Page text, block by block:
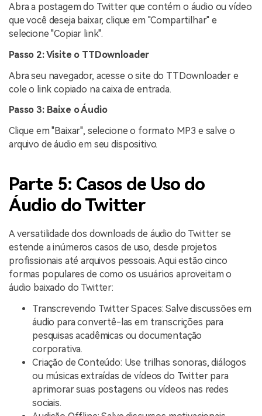
Abra a postagem do Twitter que contém o áudio ou vídeo
que você deseja baixar, clique em "Compartilhar" e
selecione "Copiar link".
Passo 2: Visite o TTDownloader
Abra seu navegador, acesse o site do TTDownloader e
cole o link copiado na caixa de entrada.
Passo 3: Baixe o Áudio
Clique em "Baixar", selecione o formato MP3 e salve o
arquivo de áudio em seu dispositivo.
Parte 5: Casos de Uso do
Áudio do Twitter
A versatilidade dos downloads de áudio do Twitter se
estende a inúmeros casos de uso, desde projetos
profissionais até arquivos pessoais. Aqui estão cinco
formas populares de como os usuários aproveitam o
áudio baixado do Twitter:
Transcrevendo Twitter Spaces: Salve discussões em
áudio para convertê-las em transcrições para
pesquisas acadêmicas ou documentação
corporativa.
Criação de Conteúdo: Use trilhas sonoras, diálogos
ou músicas extraídas de vídeos do Twitter para
aprimorar suas postagens ou vídeos nas redes
sociais.